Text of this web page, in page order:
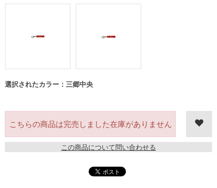
選択されたカラー：三郷中央
在庫がありません
この商品について問い合わせる